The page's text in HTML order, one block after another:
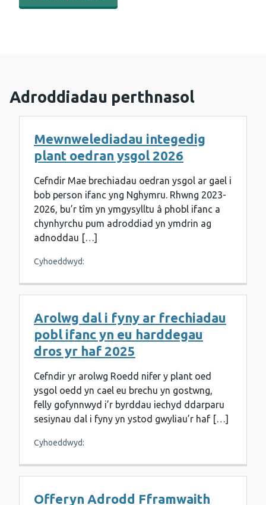
Adroddiadau perthnasol
Mewnwelediadau integedig
plant oedran ysgol 2026
Cefndir Mae brechiadau oedran ysgol ar gael i
bob person ifanc yng Nghymru. Rhwng 2023-
2026, bu’r tîm yn ymgysylltu â phobl ifanc a
chynhyrchu pum adroddiad yn ymdrin ag
adnoddau […]
Cyhoeddwyd:
Arolwg dal i fyny ar frechiadau
pobl ifanc yn eu harddegau
dros yr haf 2025
Cefndir yr arolwg Roedd nifer y plant oed
ysgol oedd yn cael eu brechu yn gostwng,
felly gofynnwyd i’r byrddau iechyd ddarparu
sesiynau dal i fyny yn ystod gwyliau’r haf […]
Cyhoeddwyd:
Offeryn Adrodd Fframwaith